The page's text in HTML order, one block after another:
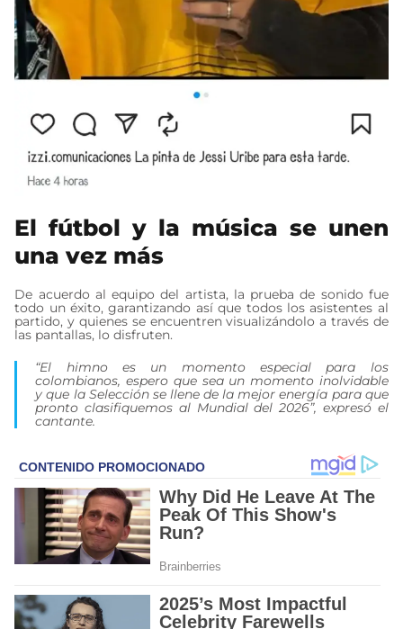
El fútbol y la música se unen
una vez más
De acuerdo al equipo del artista, la prueba de sonido fue
todo un éxito, garantizando así que todos los asistentes al
partido, y quienes se encuentren visualizándolo a través de
las pantallas, lo disfruten.
“El himno es un momento especial para los
colombianos, espero que sea un momento inolvidable
y que la Selección se llene de la mejor energía para que
pronto clasifiquemos al Mundial del 2026”, expresó el
cantante.